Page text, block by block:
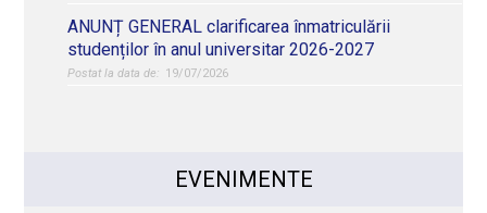
ANUNȚ GENERAL clarificarea înmatriculării
studenților în anul universitar 2026-2027
19/07/2026
EVENIMENTE